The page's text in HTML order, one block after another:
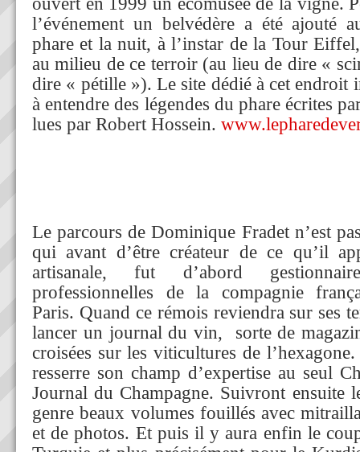
l’événement un belvédère a été ajouté
phare et la nuit, à l’instar de la Tour
au milieu de ce terroir (au lieu de dire «
dire « pétille »). Le site dédié à cet endroit
à entendre des légendes du phare écrites
lues par Robert Hossein.
Le parcours de Dominique Fradet n’est
qui avant d’être créateur de ce qu’il
artisanale, fut d’abord
professionnelles de la compagnie
Paris. Quand ce rémois reviendra sur ses
lancer un journal du vin, sorte de
croisées sur les viticultures de
resserre son champ d’expertise au seul
Journal du Champagne. Suivront ensuite
genre beaux volumes fouillés avec
et de photos. Et puis il y aura enfin le